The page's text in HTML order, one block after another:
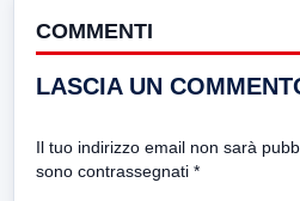
COMMENTI
LASCIA UN
Il tuo indirizzo email non sarà
sono contrassegnati *